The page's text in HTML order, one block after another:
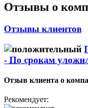
Отзывы о
Отзывы клиентов
- По срокам
Отзыв клиента о
Рекомендует: